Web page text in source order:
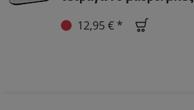
12,95 € *